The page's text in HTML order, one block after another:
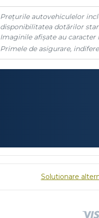
Prețurile autovehiculelor
disponibilitatea dotărilor
Imaginile afișate au caracter
Primele de asigurare,
Solutionare